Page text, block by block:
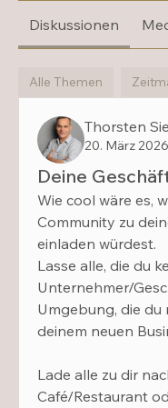
Diskussionen
Alle Themen
Thorsten
20. März 2026
Deine
Wie cool wäre es,
Community zu
einladen würdest.
Lasse alle, die du
Unternehmer/
Umgebung, die
deinem neuen
Lade alle zu dir
Café/Restaurant